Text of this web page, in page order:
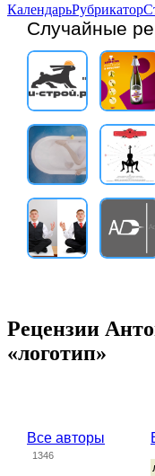
КалендарьРубрикатор
Случайные
Рецензии
«логотип»
Все авторы
1346